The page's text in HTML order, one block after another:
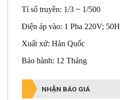
Điều chỉnh tôc độ: Có
Tỉ số truyền: 1/3 ~ 1/500
Điện áp vào: 1 Pha 220V; 50Hz
Xuất xứ: Hàn Quốc